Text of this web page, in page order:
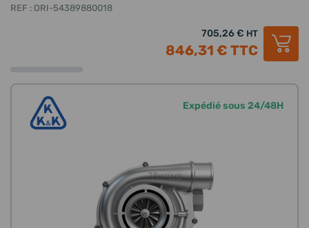
REF : ORI-54389880018
705,26 € HT
846,31 € TTC
Expédié sous 24/48H